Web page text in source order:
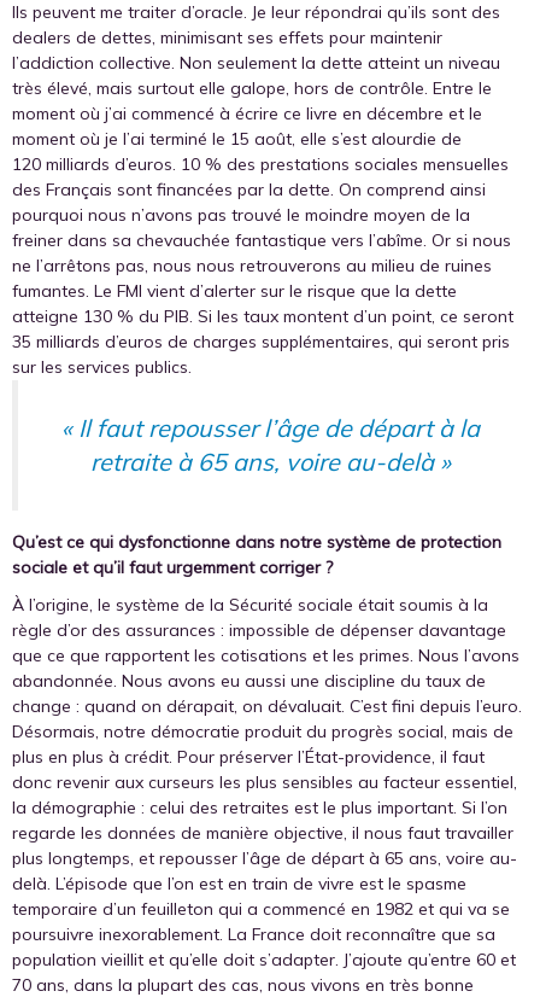
Ils peuvent me traiter d’oracle. Je leur répondrai qu’ils sont des
dealers de dettes, minimisant ses effets pour maintenir
l’addiction collective. Non seulement la dette atteint un niveau
très élevé, mais surtout elle galope, hors de contrôle. Entre le
moment où j’ai commencé à écrire ce livre en décembre et le
moment où je l’ai terminé le 15 août, elle s’est alourdie de
120 milliards d’euros. 10 % des prestations sociales mensuelles
des Français sont financées par la dette. On comprend ainsi
pourquoi nous n’avons pas trouvé le moindre moyen de la
freiner dans sa chevauchée fantastique vers l’abîme. Or si nous
ne l’arrêtons pas, nous nous retrouverons au milieu de ruines
fumantes. Le FMI vient d’alerter sur le risque que la dette
atteigne 130 % du PIB. Si les taux montent d’un point, ce seront
35 milliards d’euros de charges supplémentaires, qui seront pris
sur les services publics.
« Il faut repousser l’âge de départ à la
retraite à 65 ans, voire au-delà »
Qu’est ce qui dysfonctionne dans notre système de protection
sociale et qu’il faut urgemment corriger ?
À l’origine, le système de la Sécurité sociale était soumis à la
règle d’or des assurances : impossible de dépenser davantage
que ce que rapportent les cotisations et les primes. Nous l’avons
abandonnée. Nous avons eu aussi une discipline du taux de
change : quand on dérapait, on dévaluait. C’est fini depuis l’euro.
Désormais, notre démocratie produit du progrès social, mais de
plus en plus à crédit. Pour préserver l’État-providence, il faut
donc revenir aux curseurs les plus sensibles au facteur essentiel,
la démographie : celui des retraites est le plus important. Si l’on
regarde les données de manière objective, il nous faut travailler
plus longtemps, et repousser l’âge de départ à 65 ans, voire au-
delà. L’épisode que l’on est en train de vivre est le spasme
temporaire d’un feuilleton qui a commencé en 1982 et qui va se
poursuivre inexorablement. La France doit reconnaître que sa
population vieillit et qu’elle doit s’adapter. J’ajoute qu’entre 60 et
70 ans, dans la plupart des cas, nous vivons en très bonne